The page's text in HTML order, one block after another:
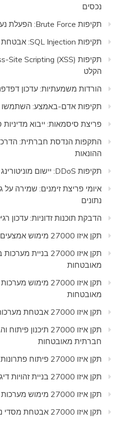
נכסים
תקיפות Brute Force: הפעלת נעילת חשבון
תקיפות SQL Injection: אבטחת אימות של הקלט
הקלט
הורדות משמעתיות: עדכון
תקיפות אדם-באמצע: השתמשו
פריצת סיסמאות: ייבוא
התקפות הנדסת חברתית:
ההונאות
תקיפות DDoS: יישום מוניטורינג של תעבורת הרשת
איומי פריצת זימנים: שמירה על
נתונים
הדבקת תוכנות זדוניות: עדכון
תקן איזו 27000 מימוש אמצעים למניעת הזרקת SQL
תקן איזו 27000
מאובטחות
תקן איזו 27000
מאובטחות
תקן איזו 27000 אבטחת מערכות הצבעה מקוונות
תקן איזו 27000
חברתית מאובטחות
תקן איזו 27000 פיתוח פתרונות אחסון בענן מאובטחים
תקן איזו 27000 בניית זהויות דיגיטליות מאובטחות
תקן איזו 27000 מימוש מערכות זיהוי תקיפות ברשת
תקן איזו 27000 אבטחת מסדי נתונים של הממשלה